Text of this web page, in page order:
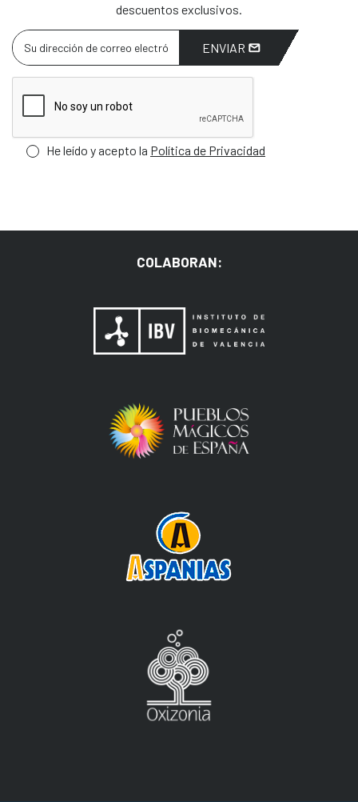
descuentos exclusivos.
ENVIAR
He leído y acepto la Política de Privacidad
COLABORAN: